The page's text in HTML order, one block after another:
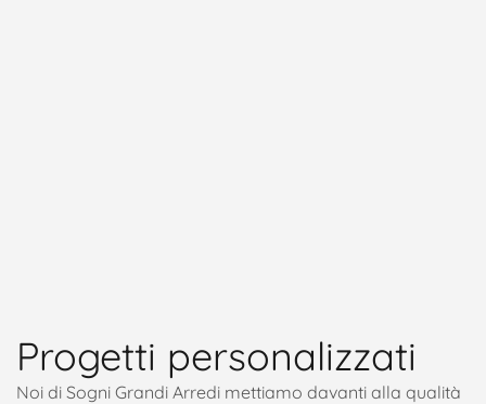
Progetti personalizzati
Noi di Sogni Grandi Arredi mettiamo davanti alla qualità